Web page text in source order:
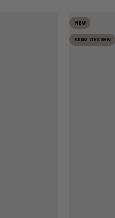
NEU
SLIM DESIGN